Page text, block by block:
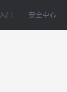
门 安全中心